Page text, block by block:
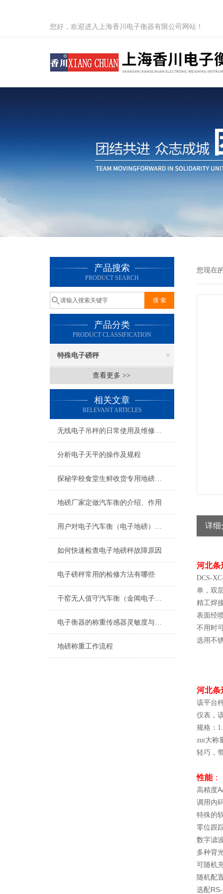
您好，欢迎进入上海香川电子衡器有限公司网站！
产品搜索
PRODUCT SEARCH
产品分类
PRODUCT CLASSIFICATION
特殊电子磅秤
查看更多 >>
相关文章
RELEVANT ARTICLES
无线电子吊秤的日常使用及维修保养
分析电子天平的操作及规程
探秘学校食堂生鲜收货专用地磅作用
地磅厂家定做汽车衡的介绍、作用
用户对电子汽车衡（电子地磅）选择存在的几种不正常倾向
如何快速检查电子地磅秤故障原因
电子磅秤常用的检修方法有哪些
干窑无人值守汽车衡（金阊电子秤）胥江便携式地磅）平江汽车衡维修
电子衡器的称重传感器灵敏度与衡器量程的关系
地磅称重工作流程
您现在
详细
河北条
DCS-
单，双
精工焊
表面经
不用时
选用不
河北条
该平台
仪表，
规格：
zui大称
轻巧，
性能：
高精度
调用内
特殊的
零位跟
数字滤
多种背
可随机
随机配
选配